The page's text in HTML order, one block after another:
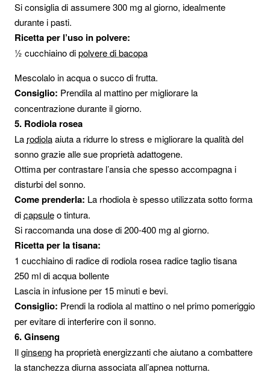
Si consiglia di assumere 300 mg al giorno, idealmente
durante i pasti.
Ricetta per l’uso in polvere:
½ cucchiaino dipolvere di bacopa
Mescolalo in acqua o succo di frutta.
Consiglio: Prendila al mattino per migliorare la
concentrazione durante il giorno.
5. Rodiola rosea
La rodiolaaiuta a ridurre lo stress e migliorare la qualità del
sonno grazie alle sue proprietà adattogene.
Ottima per contrastare l’ansia che spesso accompagna i
disturbi del sonno.
Come prenderla: La rhodiola è spesso utilizzata sotto forma
dicapsuleo tintura.
Si raccomanda una dose di 200-400 mg al giorno.
Ricetta per la tisana:
1 cucchiaino di radice di rodiola rosea radice taglio tisana
250 ml di acqua bollente
Lascia in infusione per 15 minuti e bevi.
Consiglio: Prendi la rodiola al mattino o nel primo pomeriggio
per evitare di interferire con il sonno.
6. Ginseng
Ilginseng ha proprietà energizzanti che aiutano a combattere
la stanchezza diurna associata all’apnea notturna.